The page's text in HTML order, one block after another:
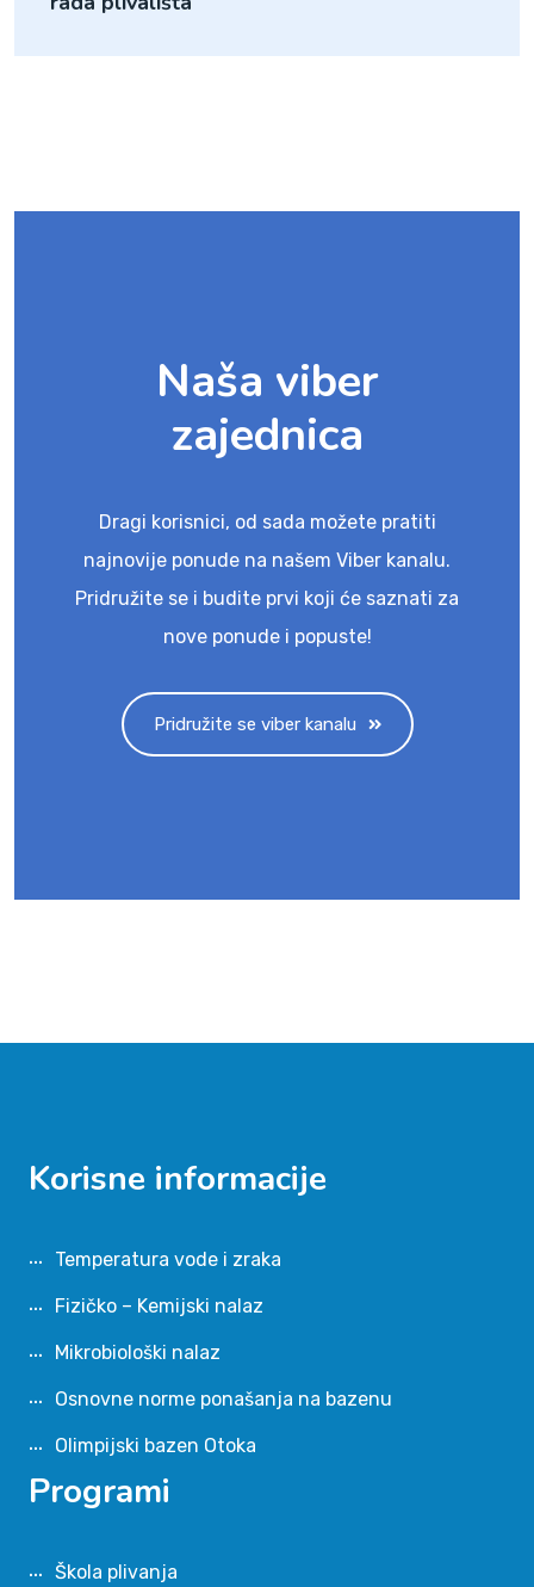
Naša viber
zajednica
Dragi korisnici, od sada možete pratiti
najnovije ponude na našem Viber kanalu.
Pridružite se i budite prvi koji će saznati za
nove ponude i popuste!
Pridružite se viber kanalu
Korisne informacije
Temperatura vode i zraka
Fizičko – Kemijski nalaz
Mikrobiološki nalaz
Osnovne norme ponašanja na bazenu
Olimpijski bazen Otoka
Programi
Škola plivanja